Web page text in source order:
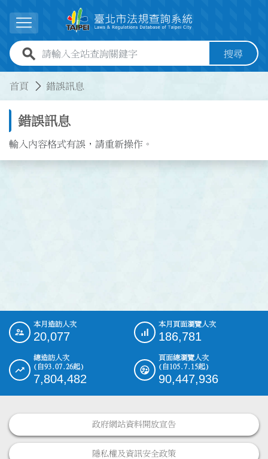
展開選單
全站查詢關鍵字欄位 搜尋
首頁 錯誤訊息
錯誤訊息
輸入內容格式有誤，請重新操作。
::: 本月造訪人次
20,077
本月頁面瀏覽人次
186,781
總造訪人次
(自93.07.26起)
7,804,482
頁面總瀏覽人次
(自105.7.15起)
90,447,936
政府網站資料開放宣告
隱私權及資訊安全政策